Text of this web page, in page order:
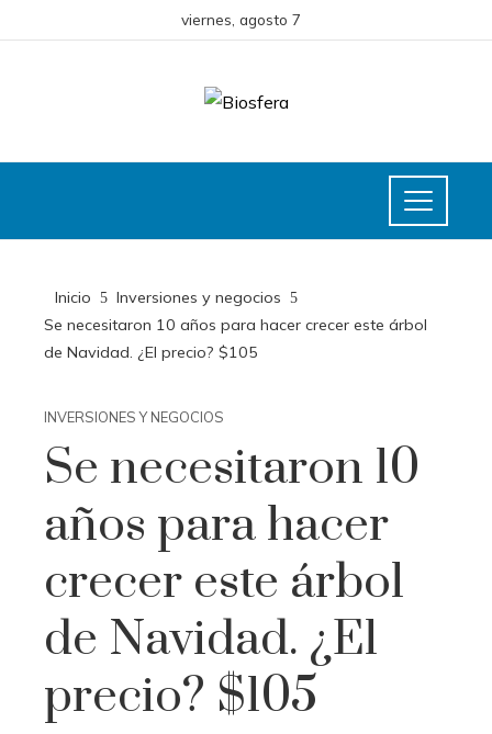
viernes, agosto 7
Inicio
Inversiones y negocios
Se necesitaron 10 años para hacer crecer este árbol
de Navidad. ¿El precio? $105
INVERSIONES Y NEGOCIOS
Se necesitaron 10
años para hacer
crecer este árbol
de Navidad. ¿El
precio? $105